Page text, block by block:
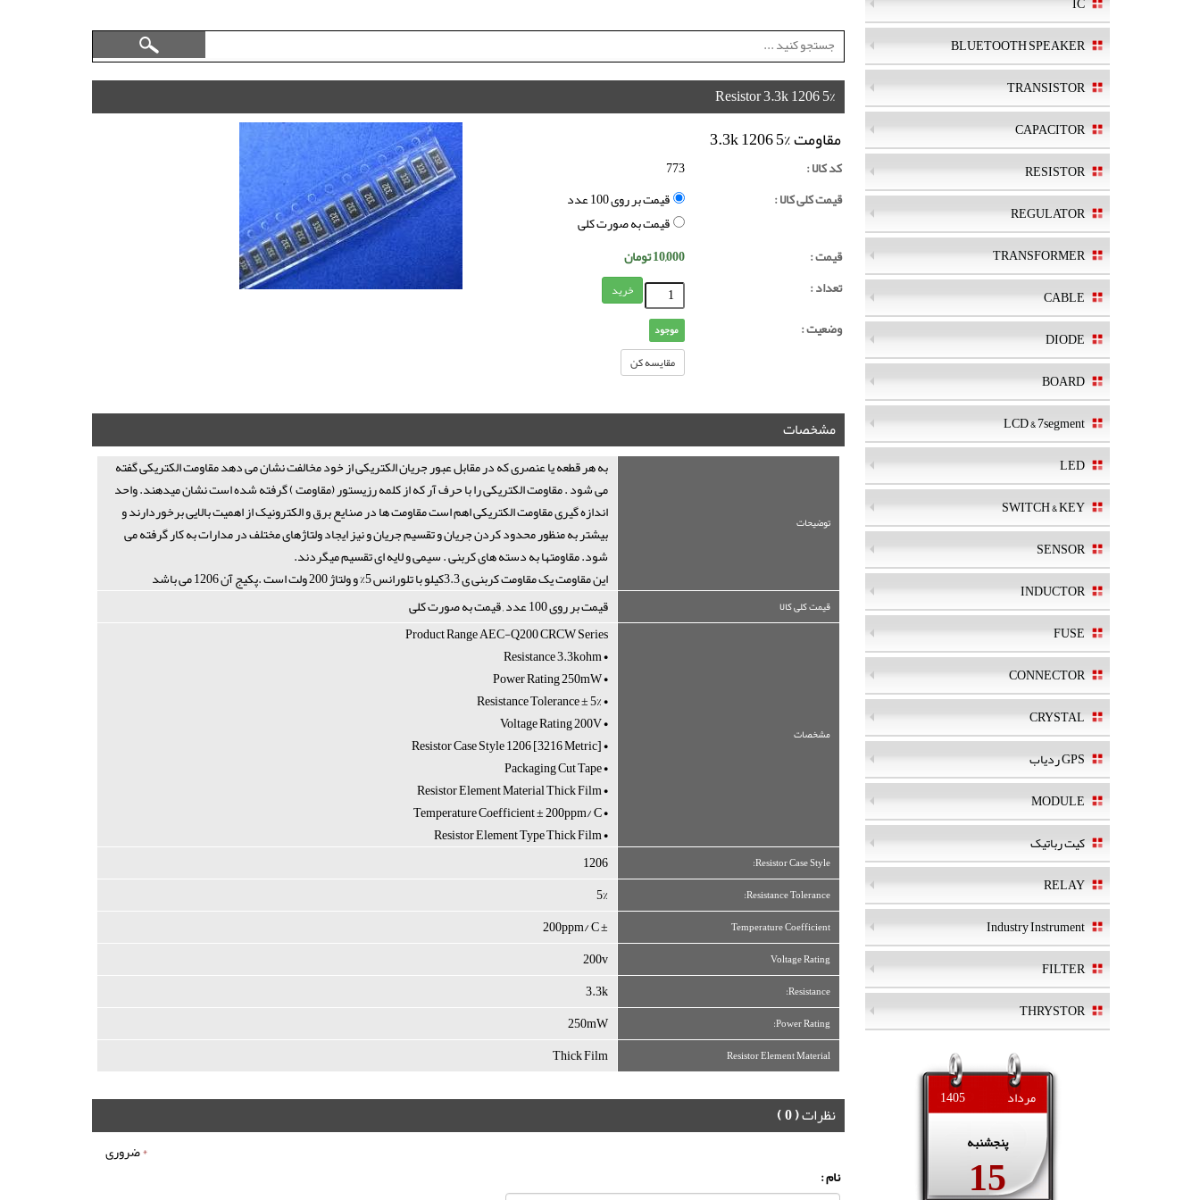
BLUETOOTH SPEAKER
TRANSISTOR
CAPACITOR
RESISTOR
REGULATOR
TRANSFORMER
CABLE
DIODE
BOARD
LCD & 7segment
LED
SWITCH & KEY
SENSOR
INDUCTOR
FUSE
CONNECTOR
CRYSTAL
GPS ردیاب
MODULE
کیت رباتیک
RELAY
Industry Instrument
FILTER
THRYSTOR
1405
مرداد
پنجشنبه
15
Resistor 3.3k 1206 5%
مقاومت 3.3k 1206 5%
کد کالا :
773
قیمت کلی کالا :
قیمت بر روی 100 عدد
قیمت به صورت کلی
قیمت :
10,000تومان
تعداد :
خرید
وضعیت : موجود
مقایسه کن
مشخصات
به هر قطعه یا عنصری که در مقابل عبور جریان الکتریکی از خود مخالفت نشان می دهد مقاومت الکتریکی گفته
می شود . مقاومت الکتریکی را با حرف آر که از کلمه رزیستور (مقاومت ) گرفته شده است نشان میدهند. واحد
اندازه گیری مقاومت الکتریکی اهم است مقاومت ها در صنایع برق و الکترونیک از اهمیت بالایی برخوردارند و
بیشتر به منظور محدود کردن جریان و تقسیم جریان و نیز ایجاد ولتاژهای مختلف در مدارات به کار گرفته می
شود. مقاومتها به دسته های کربنی . سیمی و لایه ای تقسیم میگردند.
این مقاومت یک مقاومت کربنی ی 3.3کیلو با تلورانس 5% و ولتاژ 200 ولت است .پکیج آن 1206 می باشد
توضیحات
قیمت بر روی 100 عدد , قیمت به صورت کلی قیمت کلی کالا
Product Range AEC-Q200 CRCW Series
• Resistance 3.3kohm
• Power Rating 250mW
• Resistance Tolerance ± 5%
• Voltage Rating 200V
• Resistor Case Style 1206 [3216 Metric]
• Packaging Cut Tape
• Resistor Element Material Thick Film
• Temperature Coefficient ± 200ppm/°C
• Resistor Element Type Thick Film
مشخصات
1206 Resistor Case Style:
5% Resistance Tolerance:
± 200ppm/°C Temperature Coefficient
200v Voltage Rating
3.3k Resistance:
250mW Power Rating:
Thick Film Resistor Element Material
نظرات( 0 )
*ضروری
نام :